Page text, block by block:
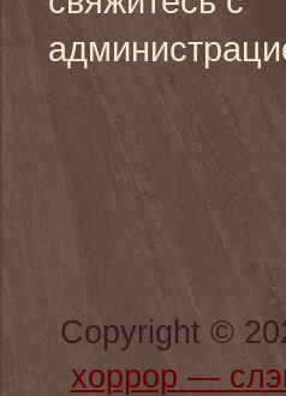
Copyright ©
хоррор —